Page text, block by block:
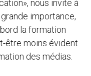
nous invite à
importance,
la formation
être moins évident
des médias.